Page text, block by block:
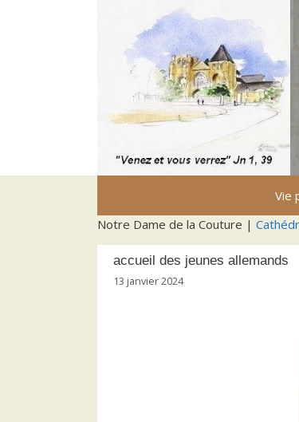
Vie
Notre Dame de la Couture |
accueil des jeunes allemands
13 janvier 2024